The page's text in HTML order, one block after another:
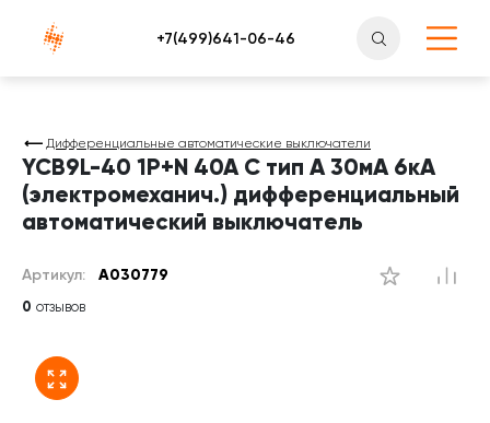
Атлантснаб
Дифференциальные автоматические выключатели
YCB9L-40 1P+N 40A C тип A 30мА 6кА
(электромеханич.) дифференциальный
автоматический выключатель
Артикул: A030779